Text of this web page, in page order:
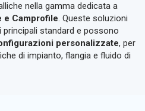
nella gamma dedicata a
e Camprofile. Queste soluzioni
standard e possono
personalizzate, per
di impianto, flangia e fluido di